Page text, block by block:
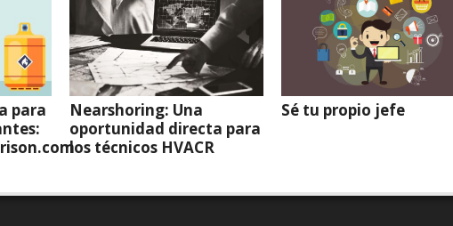
para
Nearshoring: Una
oportunidad directa para
los técnicos HVACR
Sé tu propio jefe